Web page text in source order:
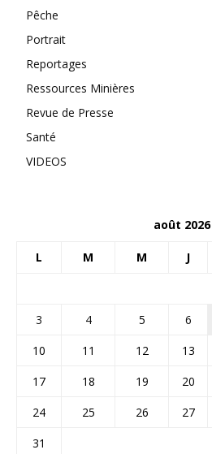
Pêche
Portrait
Reportages
Ressources Minières
Revue de Presse
Santé
VIDEOS
août 2026
L M M J
3
4 5 6
10
11 12 13
17
18 19 20
24
25 26 27
31